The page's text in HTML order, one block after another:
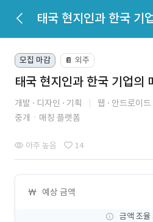
모집 마감 📔 외주
태국 현지인과 한국 기업의
개발 디자인 기획 웹 안드로이드
중개ㆍ매칭 플랫폼
아주 높음 14
예상 금액
금액 조율